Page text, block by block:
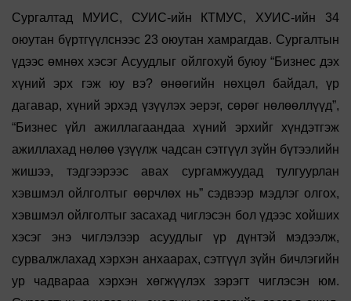
Сургалтад МУИС, СУИС-ийн КТМУС, ХУИС-ийн 34
оюутан бүртгүүлснээс 23 оюутан хамрагдав. Сургалтын
үдээс өмнөх хэсэг Асуудлыг ойлгохуй буюу “Бизнес дэх
хүний эрх гэж юу вэ? өнөөгийн нөхцөл байдал, үр
дагавар, хүний эрхэд үзүүлэх эерэг, сөрөг нөлөөллүүд”,
“Бизнес үйл ажиллагаандаа хүний эрхийг хүндэтгэж
ажиллахад нөлөө үзүүлж чадсан сэтгүүл зүйн бүтээлийн
жишээ, тэдгээрээс авах сургамжуудад тулгуурлан
хэвшмэл ойлголтыг өөрчлөх нь” сэдвээр мэдлэг олгох,
хэвшмэл ойлголтыг засахад чиглэсэн бол үдээс хойших
хэсэг энэ чиглэлээр асуудлыг үр дүнтэй мэдээлж,
сурвалжлахад хэрхэн анхаарах, сэтгүүл зүйн бичлэгийн
ур чадвараа хэрхэн хөгжүүлэх зэрэгт чиглэсэн юм.